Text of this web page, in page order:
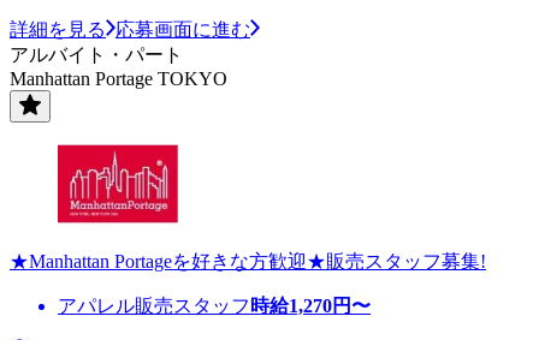
詳細を見る
応募画面に進む
アルバイト・パート
Manhattan Portage TOKYO
★Manhattan Portageを好きな方歓迎★販売スタッフ募集!
アパレル販売スタッフ 時給1,270円〜